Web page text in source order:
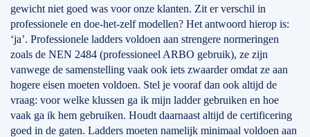
gewicht niet goed was voor onze klanten. Zit er verschil in
professionele en doe-het-zelf modellen? Het antwoord hierop is:
‘ja’. Professionele ladders voldoen aan strengere normeringen
zoals de NEN 2484 (professioneel ARBO gebruik), ze zijn
vanwege de samenstelling vaak ook iets zwaarder omdat ze aan
hogere eisen moeten voldoen. Stel je vooraf dan ook altijd de
vraag: voor welke klussen ga ik mijn ladder gebruiken en hoe
vaak ga ik hem gebruiken. Houdt daarnaast altijd de certificering
goed in de gaten. Ladders moeten namelijk minimaal voldoen aan